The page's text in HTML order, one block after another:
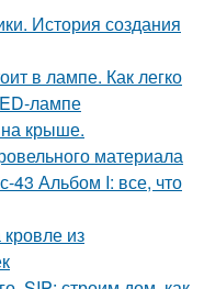
История создания
в лампе. Как легко
лампе
на крыше.
материала
43 Альбом I: все, что
кровле из